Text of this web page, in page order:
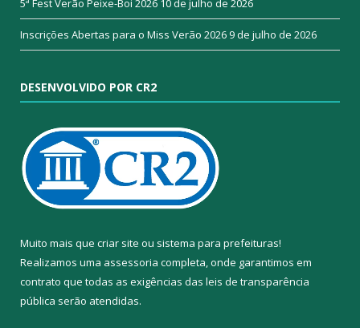
5ª Fest Verão Peixe-Boi 2026 10 de julho de 2026
Inscrições Abertas para o Miss Verão 20269 de julho de 2026
DESENVOLVIDO POR CR2
Muito mais que criar site ou sistema para prefeituras!
Realizamos uma assessoria completa, onde garantimos em
contrato que todas as exigências das leis de transparência
pública serão atendidas.